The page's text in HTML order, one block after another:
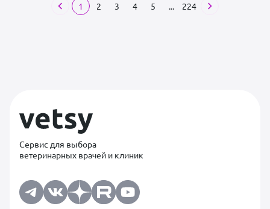
1 2 3 4 5 ... 224
Сервис для выбора
ветеринарных врачей и клиник